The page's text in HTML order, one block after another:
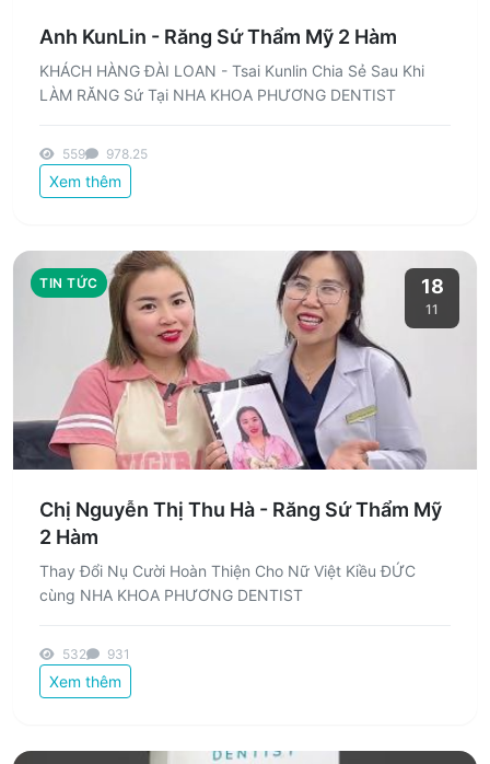
Anh KunLin - Răng Sứ Thẩm Mỹ 2 Hàm
KHÁCH HÀNG ĐÀI LOAN - Tsai Kunlin Chia Sẻ Sau Khi
LÀM RĂNG Sứ Tại NHA KHOA PHƯƠNG DENTIST
559 978.25
Xem thêm
TIN TỨC 18
11
Chị Nguyễn Thị Thu Hà - Răng Sứ Thẩm Mỹ
2 Hàm
Thay Đổi Nụ Cười Hoàn Thiện Cho Nữ Việt Kiều ĐỨC
cùng NHA KHOA PHƯƠNG DENTIST
532 931
Xem thêm